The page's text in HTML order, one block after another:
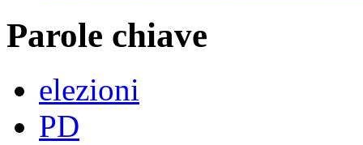
Parole chiave
elezioni
PD